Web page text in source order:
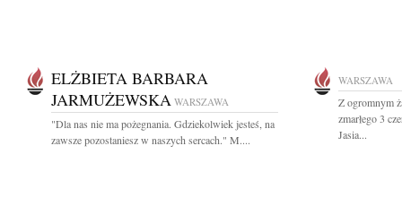
ELŻBIETA BARBARA
JARMUŻEWSKA WARSZAWA
"Dla nas nie ma pożegnania. Gdziekolwiek jesteś, na
zawsze pozostaniesz w naszych sercach." M....
WARSZAWA
Z ogromnym
zmarłego 3
Jasia...